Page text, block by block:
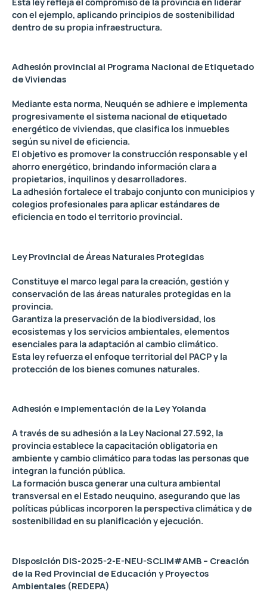
con el ejemplo, aplicando principios de sostenibilidad
dentro de su propia infraestructura.
Adhesión provincial al Programa Nacional de Etiquetado
de Viviendas
Mediante esta norma, Neuquén se adhiere e implementa
progresivamente el sistema nacional de etiquetado
energético de viviendas, que clasifica los inmuebles
según su nivel de eficiencia.
El objetivo es promover la construcción responsable y el
ahorro energético, brindando información clara a
propietarios, inquilinos y desarrolladores.
La adhesión fortalece el trabajo conjunto con municipios y
colegios profesionales para aplicar estándares de
eficiencia en todo el territorio provincial.
Ley Provincial de Áreas Naturales Protegidas
Constituye el marco legal para la creación, gestión y
conservación de las áreas naturales protegidas en la
provincia.
Garantiza la preservación de la biodiversidad, los
ecosistemas y los servicios ambientales, elementos
esenciales para la adaptación al cambio climático.
Esta ley refuerza el enfoque territorial del PACP y la
protección de los bienes comunes naturales.
Adhesión e implementación de la Ley Yolanda
A través de su adhesión a la Ley Nacional 27.592, la
provincia establece la capacitación obligatoria en
ambiente y cambio climático para todas las personas que
integran la función pública.
La formación busca generar una cultura ambiental
transversal en el Estado neuquino, asegurando que las
políticas públicas incorporen la perspectiva climática y de
sostenibilidad en su planificación y ejecución.
Disposición DIS-2025-2-E-NEU-SCLIM#AMB – Creación
de la Red Provincial de Educación y Proyectos
Ambientales (REDEPA)